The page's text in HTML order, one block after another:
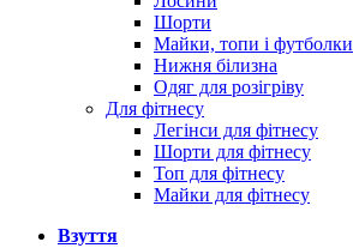
Шорти
Майки, топи і футболки
Нижня білизна
Одяг для розігріву
Для фітнесу
Легінси для фітнесу
Шорти для фітнесу
Топ для фітнесу
Майки для фітнесу
Взуття